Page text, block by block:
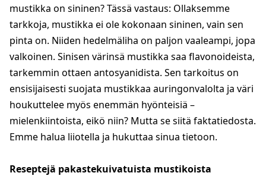
mustikka on sininen? Tässä vastaus: Ollaksemme
tarkkoja, mustikka ei ole kokonaan sininen, vain sen
pinta on. Niiden hedelmäliha on paljon vaaleampi, jopa
valkoinen. Sinisen värinsä mustikka saa flavonoideista,
tarkemmin ottaen antosyanidista. Sen tarkoitus on
ensisijaisesti suojata mustikkaa auringonvalolta ja väri
houkuttelee myös enemmän hyönteisiä –
mielenkiintoista, eikö niin? Mutta se siitä faktatiedosta.
Emme halua liiotella ja hukuttaa sinua tietoon.
Reseptejä pakastekuivatuista mustikoista